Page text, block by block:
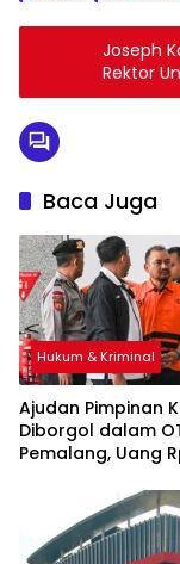
Joseph
Rektor
Baca Juga
Hukum & Kriminal
Ajudan Pimpinan
Diborgol dalam
Pemalang, Uang